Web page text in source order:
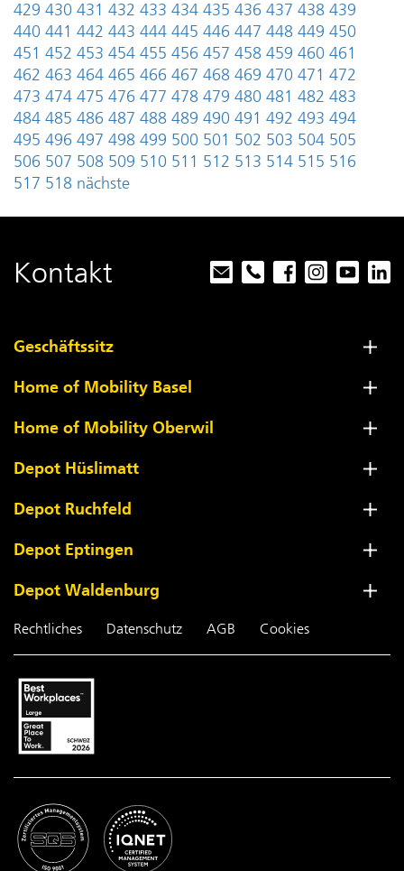
429 430 431 432 433 434 435 436 437 438 439
440 441 442 443 444 445 446 447 448 449 450
451 452 453 454 455 456 457 458 459 460 461
462 463 464 465 466 467 468 469 470 471 472
473 474 475 476 477 478 479 480 481 482 483
484 485 486 487 488 489 490 491 492 493 494
495 496 497 498 499 500 501 502 503 504 505
506 507 508 509 510 511 512 513 514 515 516
517 518 nächste
Kontakt
Geschäftssitz
Home of Mobility Basel
Home of Mobility Oberwil
Depot Hüslimatt
Depot Ruchfeld
Depot Eptingen
Depot Waldenburg
Rechtliches Datenschutz AGB Cookies